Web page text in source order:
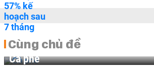
Cùng chủ đề
Cà phê